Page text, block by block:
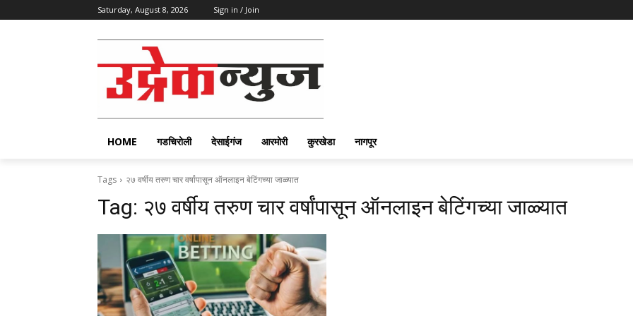
Saturday, August 8, 2026 Sign in / Join
HOME गडचिरोली देसाईगंज आरमोरी कुरखेडा नागपूर
Tags २७ वर्षीय तरुण चार वर्षांपासून ऑनलाइन बेटिंगच्या जाळ्यात
Tag: २७ वर्षीय तरुण चार वर्षांपासून ऑनलाइन बेटिंगच्या जाळ्यात